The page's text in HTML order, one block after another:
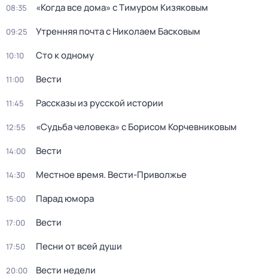
08:35 «Когда все дома» с Тимуром Кизяковым
09:25 Утренняя почта с Николаем Басковым
10:10 Сто к одному
11:00 Вести
11:45 Рассказы из русской истории
12:55 «Судьба человека» с Борисом Корчевниковым
14:00 Вести
14:30 Местное время. Вести-Приволжье
15:00 Парад юмора
17:00 Вести
17:50 Песни от всей души
20:00 Вести недели